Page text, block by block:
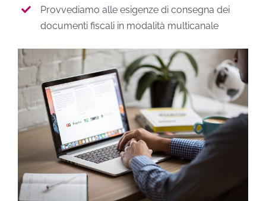
Provvediamo alle esigenze di consegna dei
documenti fiscali in modalità multicanale